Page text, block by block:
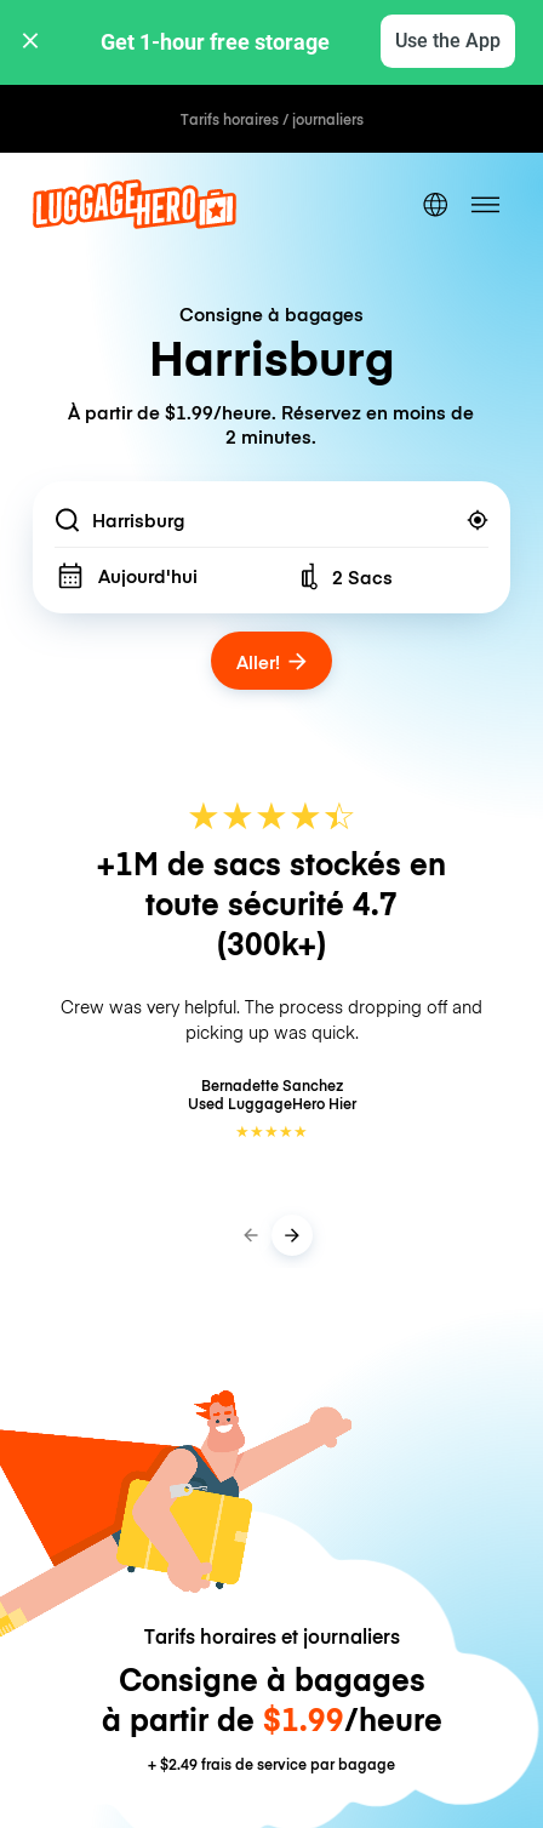
Get 1-hour free storage Use the App
Tarifs horaires / journaliers
Consigne à bagages
Harrisburg
À partir de $1.99/heure. Réservez en moins de
2 minutes.
Location
Aujourd'hui Number of bags
2 Sacs
Aller!
★★★★☆
★
+1M de sacs stockés en
toute sécurité 4.7
(300k+)
Crew was very helpful. The process dropping off and
picking up was quick.
Bernadette Sanchez
Used LuggageHero Hier
★★★★★
Tarifs horaires et journaliers
Consigne à bagages
à partir de $1.99/heure
+$2.49frais de service par bagage